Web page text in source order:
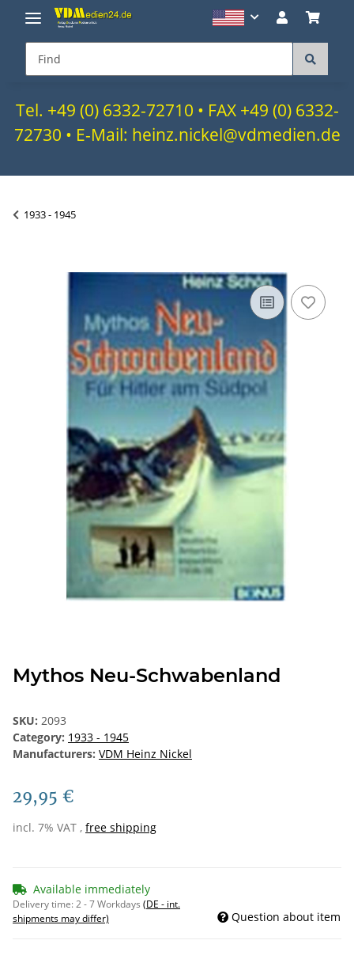
Tel. +49 (0) 6332-72710 • FAX +49 (0) 6332-
72730 • E-Mail: heinz.nickel@vdmedien.de
1933 - 1945
Mythos Neu-Schwabenland
SKU: 2093
Category: 1933 - 1945
Manufacturers: VDM Heinz Nickel
29,95 €
incl. 7% VAT , free shipping
Available immediately
Delivery time:2 - 7 Workdays (DE - int.
shipments may differ)
Question about item